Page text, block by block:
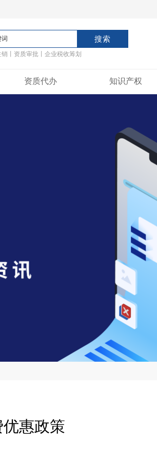
资质代办 知识产权
丨资质审批丨企业税收筹划
惠政策